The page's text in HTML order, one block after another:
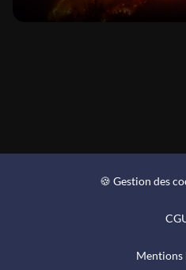
🍪 Gestion des
Mentions